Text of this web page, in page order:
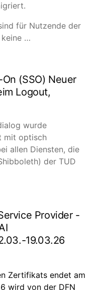
für Nutzende der
keine …
(SSO) Neuer
Logout,
wurde
mit optisch
allen Diensten, die
der TUD
Provider -
19.03.26
Zertifikats endet am
wird von der DFN